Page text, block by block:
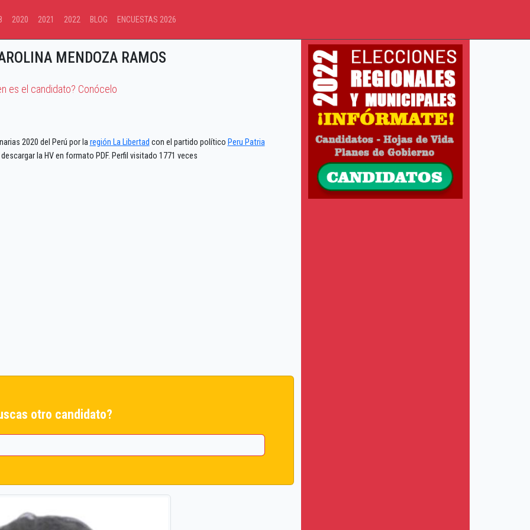
2020 2021 2022 BLOG ENCUESTAS 2026
MENDOZA RAMOS
es el candidato? Conócelo
2020 del Perú por laregión La Libertad con el partido político Peru Patria
la HV en formato PDF. Perfil visitado 1771 veces
otro candidato?